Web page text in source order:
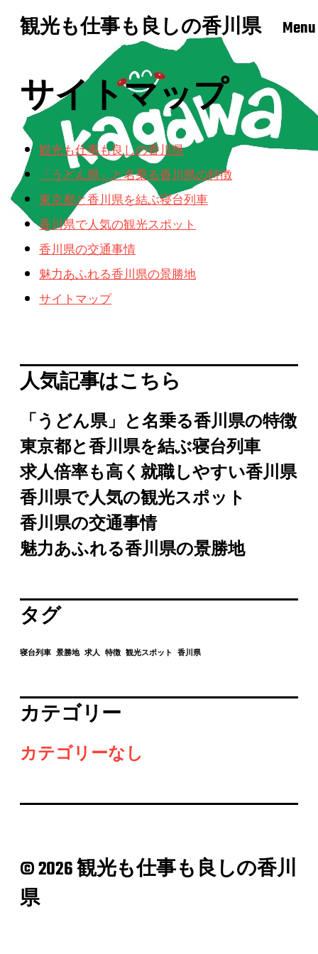
観光も仕事も良しの香川県 Menu
サイトマップ
観光も仕事も良しの香川県
「うどん県」と名乗る香川県の特徴
東京都と香川県を結ぶ寝台列車
香川県で人気の観光スポット
香川県の交通事情
魅力あふれる香川県の景勝地
サイトマップ
人気記事はこちら
「うどん県」と名乗る香川県の特徴
東京都と香川県を結ぶ寝台列車
求人倍率も高く就職しやすい香川県
香川県で人気の観光スポット
香川県の交通事情
魅力あふれる香川県の景勝地
タグ
寝台列車 景勝地 求人 特徴 観光スポット 香川県
カテゴリー
カテゴリーなし
© 2026 観光も仕事も良しの香川
県